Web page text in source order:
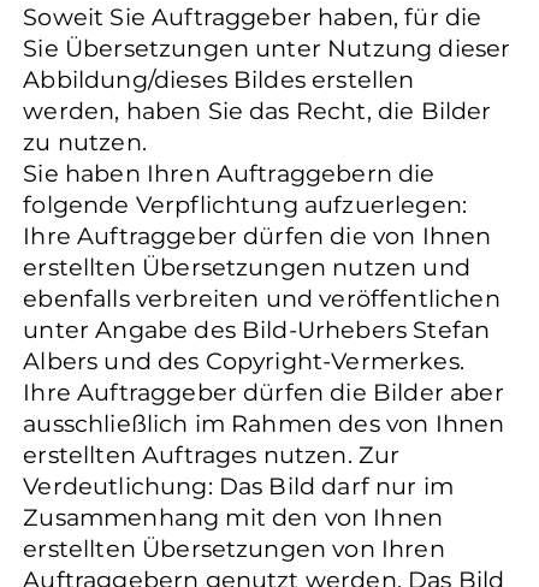
Soweit Sie Auftraggeber haben, für die
Sie Übersetzungen unter Nutzung dieser
Abbildung/dieses Bildes erstellen
werden, haben Sie das Recht, die Bilder
zu nutzen.
Sie haben Ihren Auftraggebern die
folgende Verpflichtung aufzuerlegen:
Ihre Auftraggeber dürfen die von Ihnen
erstellten Übersetzungen nutzen und
ebenfalls verbreiten und veröffentlichen
unter Angabe des Bild-Urhebers Stefan
Albers und des Copyright-Vermerkes.
Ihre Auftraggeber dürfen die Bilder aber
ausschließlich im Rahmen des von Ihnen
erstellten Auftrages nutzen. Zur
Verdeutlichung: Das Bild darf nur im
Zusammenhang mit den von Ihnen
erstellten Übersetzungen von Ihren
Auftraggebern genutzt werden. Das Bild